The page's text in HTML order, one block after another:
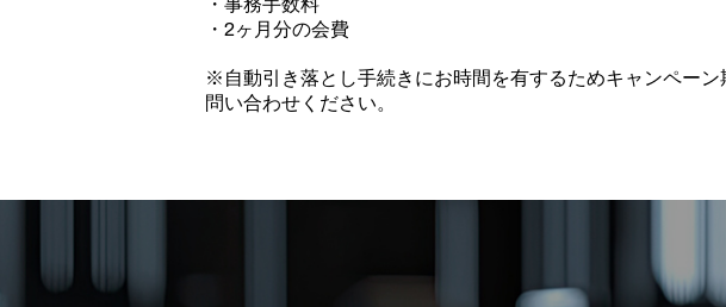
・事務手数料
・2ヶ月分の会費
※自動引き落とし手続きにお時間を有するためキャンペー
問い合わせください。